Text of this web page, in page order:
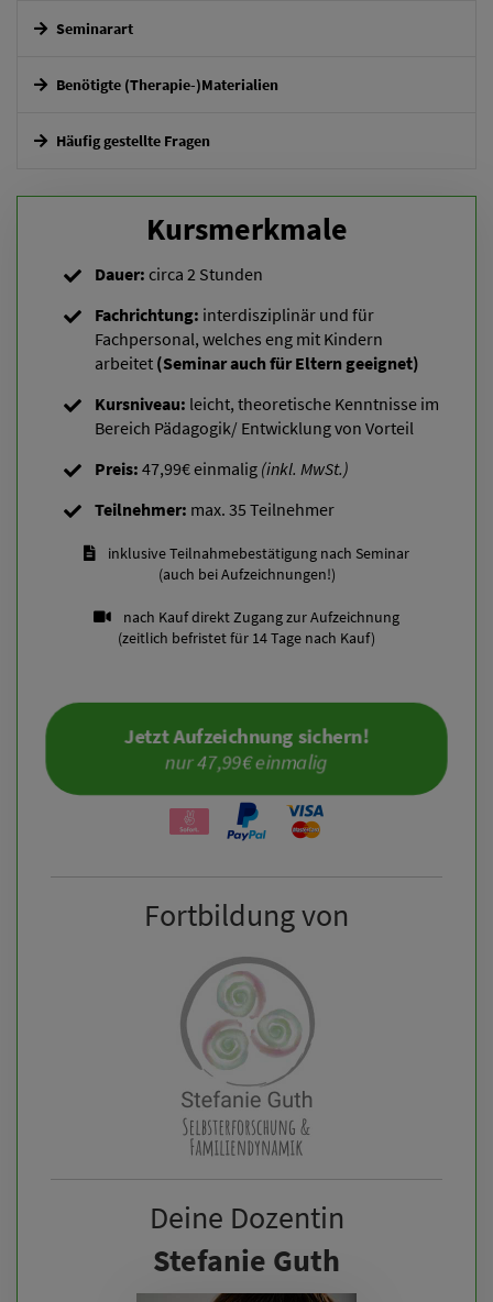
Seminarart
Benötigte (Therapie-)Materialien
Häufig gestellte Fragen
Ich kann zum Termin nicht, wird es eine Aufzeichnung oder
einen Alternativtermin geben?
Muss ich aus der Fachrichtung kommen, um teilnehmen zu
können?
Kursmerkmale
Dauer: circa 2 Stunden
Fachrichtung: interdisziplinär und für
Fachpersonal, welches eng mit Kindern
arbeitet (Seminar auch für Eltern geeignet)
Kursniveau: leicht, theoretische Kenntnisse im
Bereich Pädagogik/ Entwicklung von Vorteil
Preis: 47,99€ einmalig (inkl. MwSt.)
Teilnehmer: max. 35 Teilnehmer
inklusive Teilnahmebestätigung nach Seminar
(auch bei Aufzeichnungen!)
nach Kauf direkt Zugang zur Aufzeichnung
(zeitlich befristet für 14 Tage nach Kauf)
Jetzt Aufzeichnung sichern!
nur 47,99€ einmalig
Fortbildung von
Deine Dozentin
Stefanie Guth